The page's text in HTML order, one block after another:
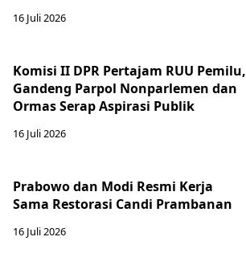
16 Juli 2026
Komisi II DPR Pertajam RUU Pemilu,
Gandeng Parpol Nonparlemen dan
Ormas Serap Aspirasi Publik
16 Juli 2026
Prabowo dan Modi Resmi Kerja
Sama Restorasi Candi Prambanan
16 Juli 2026